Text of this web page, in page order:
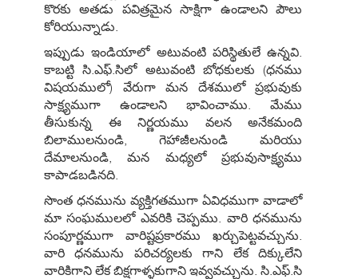
కొరకు అతడు పవిత్రమైన సాక్షిగా ఉండాలని పౌలు
కోరియున్నాడు.
ఇప్పుడు ఇండియాలో అటువంటి పరిస్థితులే ఉన్నవి.
కాబట్టి సి.ఎఫ్.సిలో అటువంటి బోధకులకు (ధనము
విషయములో) వేరుగా మన దేశములో ప్రభువుకు
సాక్ష్యముగా ఉండాలని భావించాము. మేము
తీసుకున్న ఈ నిర్ణయము వలన అనేకమంది
బిలాములనుండి, గెహాజీలనుండి మరియు
దేమాలనుండి, మన మధ్యలో ప్రభువుసాక్ష్యము
కాపాడబడినది.
సొంత ధనమును వ్యక్తిగతముగా ఏవిధముగా వాడాలో
మా సంఘములలో ఎవరికి చెప్పము. వారి ధనమును
సంపూర్ణముగా వారిష్టప్రకారము ఖర్చుపెట్టవచ్చును.
వారి ధనమును పరిచర్యలకు గాని లేక దిక్కులేని
వారికిగాని లేక బిక్షగాళ్ళకుగాని ఇవ్వవచ్చును. సి.ఎఫ్.సి